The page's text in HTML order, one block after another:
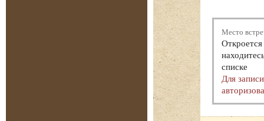
Место
списке
Для